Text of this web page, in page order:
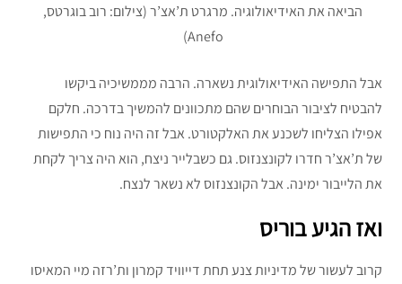
הביאה את האידיאולוגיה. מרגרט ת’אצ’ר (צילום: רוב בוגרטס,
Anefo)
אבל התפישה האידיאולוגית נשארה. הרבה מממשיכיה ביקשו
להבטיח לציבור הבוחרים שהם מתכוונים להמשיך בדרכה. חלקם
אפילו הצליחו לשכנע את האלקטורט. אבל זה היה נוח כי התפישות
של ת’אצ’ר חדרו לקונצנזוס. גם כשבלייר ניצח, הוא היה צריך לקחת
את הלייבור ימינה. אבל הקונצנזוס לא נשאר לנצח.
ואז הגיע בוריס
קרוב לעשור של מדיניות צנע תחת דייוויד קמרון ות’רזה מיי המאיסו